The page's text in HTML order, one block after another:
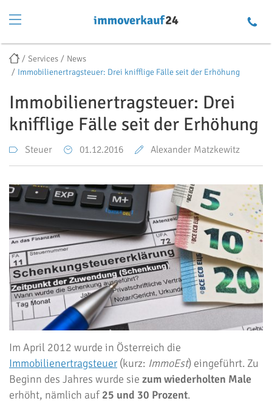
Services
News
Immobilienertragsteuer: Drei knifflige Fälle seit der Erhöhung
Immobilienertragsteuer: Drei
knifflige Fälle seit der Erhöhung
Steuer 01.12.2016 Alexander Matzkewitz
Im April 2012 wurde in Österreich die
Immobilienertragsteuer (kurz: ImmoEst) eingeführt. Zu
Beginn des Jahres wurde sie zum wiederholten Male
erhöht, nämlich auf25 und 30 Prozent.